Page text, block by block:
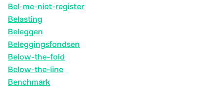
Bel-me-niet-register
Belasting
Beleggen
Beleggingsfondsen
Below-the-fold
Below-the-line
Benchmark